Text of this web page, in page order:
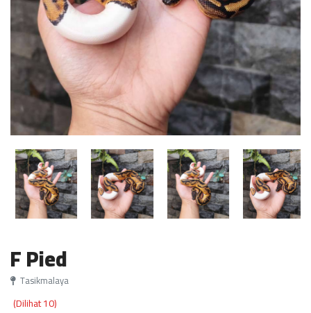
F Pied
Tasikmalaya
(Dilihat 10)